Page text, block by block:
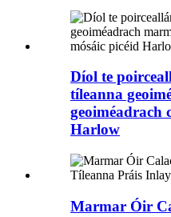
Díol te
tíleanna
geoiméadrach
Harlow
Marmar Óir